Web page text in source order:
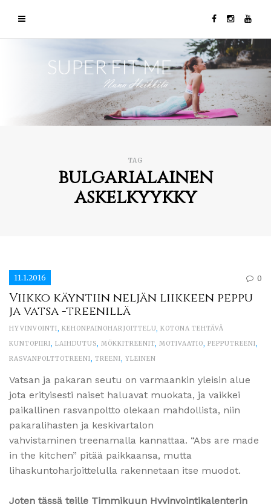
TAG
bulgarialainen
askelkyykky
11.1.2016 0
Viikko käyntiin neljän liikkeen peppu
ja vatsa -treenillä
HYVINVOINTI, KEHONPAINOHARJOITTELU, KOTONA TEHTÄVÄ
KUNTOPIIRI, LAIHDUTUS, MÖKKITREENIT, MOTIVAATIO, PEPPUTREENI,
RASVANPOLTTOTREENI, TREENI, YLEINEN
Vatsan ja pakaran seutu on varmaankin yleisin alue
jota erityisesti naiset haluavat muokata, ja vaikkei
paikallinen rasvanpoltto olekaan mahdollista, niin
pakaralihasten ja keskivartalon
vahvistaminen treenamalla kannattaa. “Abs are made
in the kitchen” pitää paikkaansa, mutta
lihaskuntoharjoittelulla rakennetaan itse muodot.
Joten tässä teille Timmikuun Hyvinvointikalenterin